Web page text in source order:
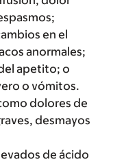
en el
anormales;
apetito; o
o vómitos.
dolores de
desmayos
de ácido